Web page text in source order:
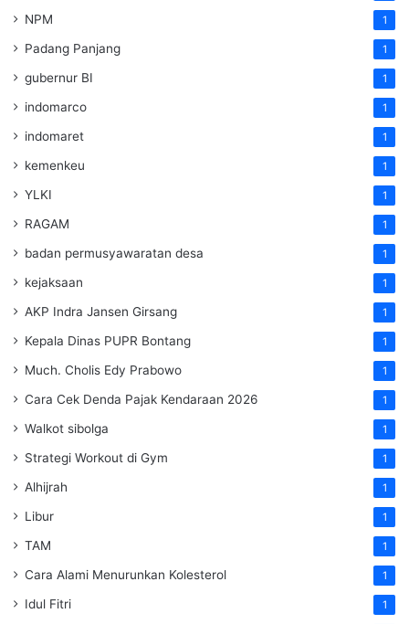
NPM 1
Padang Panjang 1
gubernur BI 1
indomarco 1
indomaret 1
kemenkeu 1
YLKI 1
RAGAM 1
badan permusyawaratan desa 1
kejaksaan 1
AKP Indra Jansen Girsang 1
Kepala Dinas PUPR Bontang 1
Much. Cholis Edy Prabowo 1
Cara Cek Denda Pajak Kendaraan 2026 1
Walkot sibolga 1
Strategi Workout di Gym 1
Alhijrah 1
Libur 1
TAM 1
Cara Alami Menurunkan Kolesterol 1
Idul Fitri 1